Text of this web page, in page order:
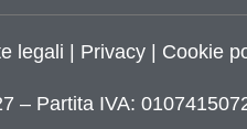
legali Privacy| Cookie
– Partita IVA: